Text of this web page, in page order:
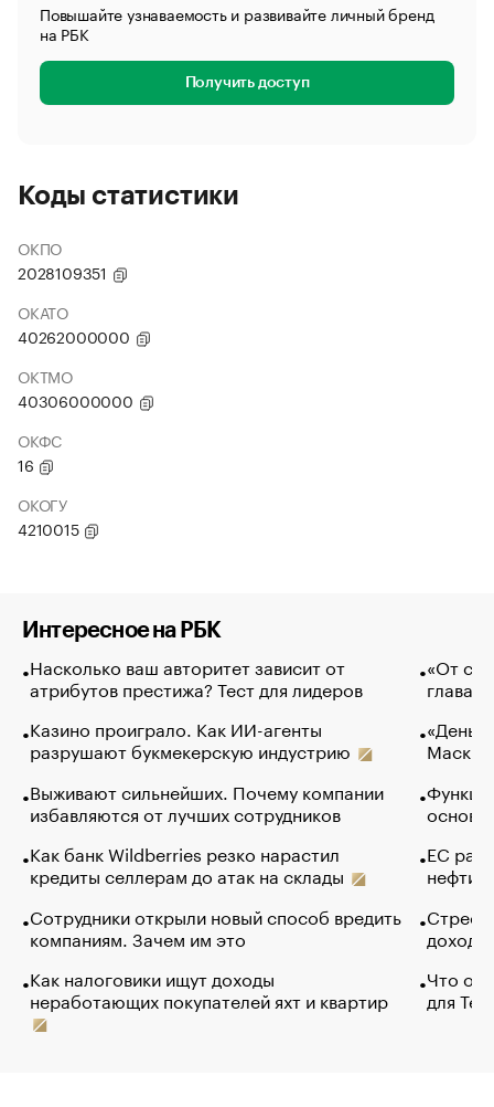
Повышайте узнаваемость и развивайте личный бренд
на РБК
Получить доступ
Коды статистики
ОКПО
2028109351
ОКАТО
40262000000
ОКТМО
40306000000
ОКФС
16
ОКОГУ
4210015
Интересное на РБК
Насколько ваш авторитет зависит от
атрибутов престижа? Тест для лидеров
Казино проиграло. Как ИИ-агенты
разрушают букмекерскую индустрию
Выживают сильнейших. Почему компании
избавляются от лучших сотрудников
Как банк Wildberries резко нарастил
кредиты селлерам до атак на склады
Сотрудники открыли новый способ вредить
компаниям. Зачем им это
Как налоговики ищут доходы
неработающих покупателей яхт и квартир
«От
глава
Маск в
основ
ЕС
нефти
Что
для